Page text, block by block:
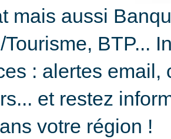
mais aussi
BTP...
: alertes email,
et restez
votre région !